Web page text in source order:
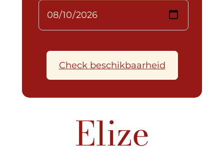
Check beschikbaarheid
Elize